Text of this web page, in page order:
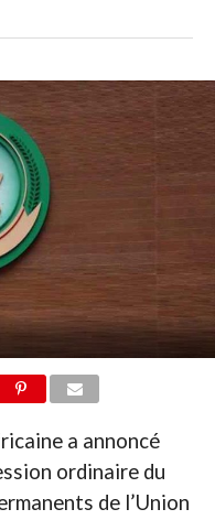
a annoncé
ordinaire du
de l’Union